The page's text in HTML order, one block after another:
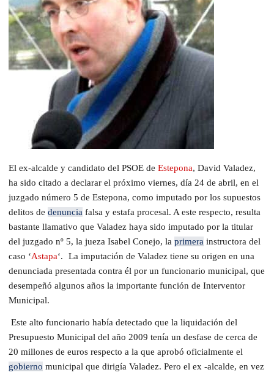
El ex-alcalde y candidato del PSOE de Estepona, David Valadez,
ha sido citado a declarar el próximo viernes, día 24 de abril, en el
juzgado número 5 de Estepona, como imputado por los supuestos
delitos de denuncia falsa y estafa procesal. A este respecto, resulta
bastante llamativo que Valadez haya sido imputado por la titular
del juzgado nº 5, la jueza Isabel Conejo, la primera instructora del
caso ‘Astapa‘. La imputación de Valadez tiene su origen en una
denunciada presentada contra él por un funcionario municipal, que
desempeñó algunos años la importante función de Interventor
Municipal.
Este alto funcionario había detectado que la liquidación del
Presupuesto Municipal del año 2009 tenía un desfase de cerca de
20 millones de euros respecto a la que aprobó oficialmente el
gobierno municipal que dirigía Valadez. Pero el ex -alcalde, en vez